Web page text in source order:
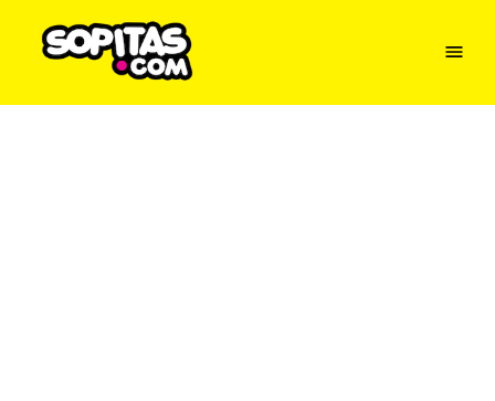
Menu